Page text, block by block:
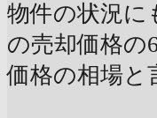
物件の状況に
の売却価格の
価格の相場と